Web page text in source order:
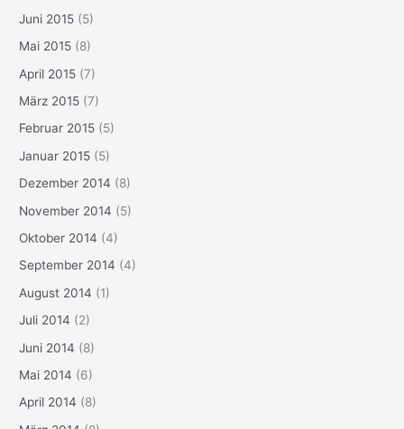
Juni 2015 (5)
Mai 2015 (8)
April 2015 (7)
März 2015 (7)
Februar 2015 (5)
Januar 2015 (5)
Dezember 2014 (8)
November 2014 (5)
Oktober 2014 (4)
September 2014 (4)
August 2014 (1)
Juli 2014 (2)
Juni 2014 (8)
Mai 2014 (6)
April 2014 (8)